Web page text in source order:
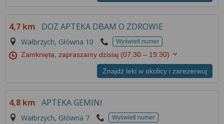
4,7 km DOZ APTEKA DBAM O ZDROWIE
Wałbrzych, Główna 10 Wyświetl numer
Zamknięta, zapraszamy dzisiaj (07:30 – 19:30)
Znajdź leki w okolicy i zarezerwuj
4,8 km APTEKA GEMINI
Wałbrzych, Główna 7 Wyświetl numer